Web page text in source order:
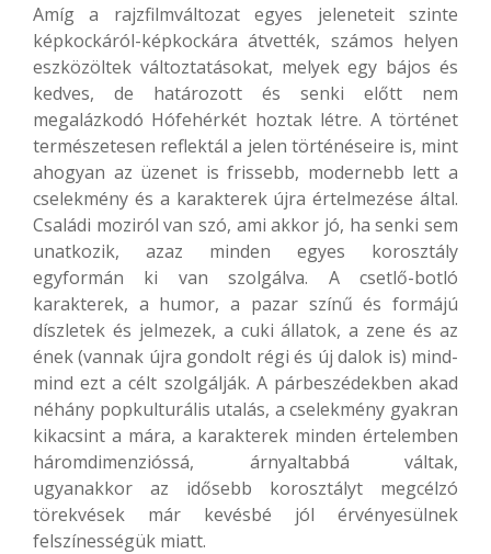
Amíg a rajzfilmváltozat egyes jeleneteit szinte
képkockáról-képkockára átvették, számos helyen
eszközöltek változtatásokat, melyek egy bájos és
kedves, de határozott és senki előtt nem
megalázkodó Hófehérkét hoztak létre. A történet
természetesen reflektál a jelen történéseire is, mint
ahogyan az üzenet is frissebb, modernebb lett a
cselekmény és a karakterek újra értelmezése által.
Családi moziról van szó, ami akkor jó, ha senki sem
unatkozik, azaz minden egyes korosztály
egyformán ki van szolgálva. A csetlő-botló
karakterek, a humor, a pazar színű és formájú
díszletek és jelmezek, a cuki állatok, a zene és az
ének (vannak újra gondolt régi és új dalok is) mind-
mind ezt a célt szolgálják. A párbeszédekben akad
néhány popkulturális utalás, a cselekmény gyakran
kikacsint a mára, a karakterek minden értelemben
háromdimenzióssá, árnyaltabbá váltak,
ugyanakkor az idősebb korosztályt megcélzó
törekvések már kevésbé jól érvényesülnek
felszínességük miatt.